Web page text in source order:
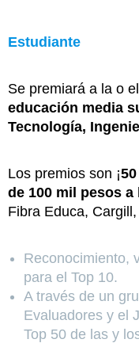
Estudiante
Se premiará a la o el
educación media
Tecnología,
Los premios son ¡
de 100 mil pesos
Fibra Educa,
Reconocimiento,
para el Top 10.
A través de un
Evaluadores y el
Top 50 de las y